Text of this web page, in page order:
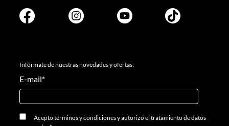
Infórmate de nuestras novedades y ofertas:
E-mail*
Aceptotérminos y condicionesyautorizo el tratamiento de datos